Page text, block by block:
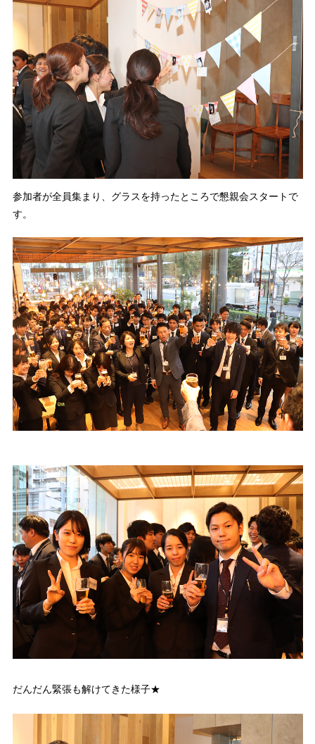
参加者が全員集まり、グラスを持ったところで懇親会スタートで
す。
だんだん緊張も解けてきた様子★